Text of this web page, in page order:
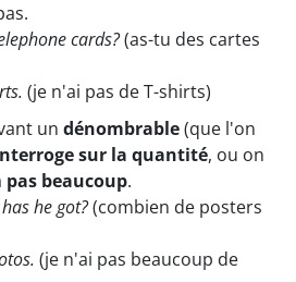
cards?(as-tu des cartes
(je n'ai pas de T-shirts)
un dénombrable(que l'on
sur la quantité, ou on
pas beaucoup.
he got?(combien de posters
(je n'ai pas beaucoup de